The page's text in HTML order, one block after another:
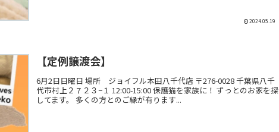
2024.05.19
【定例譲渡会】
6月2日日曜日 場所 ジョイフル本田八千代店 〒276-0028 千葉県八千
代市村上２７２３−１ 12:00-15:00 保護猫を家族に！ ずっとのお家を探
してます。 多くの方とのご縁が有ります...